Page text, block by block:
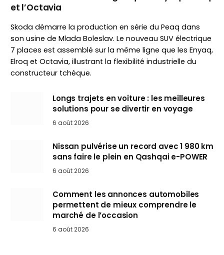
et l’Octavia
Skoda démarre la production en série du Peaq dans
son usine de Mlada Boleslav. Le nouveau SUV électrique
7 places est assemblé sur la même ligne que les Enyaq,
Elroq et Octavia, illustrant la flexibilité industrielle du
constructeur tchèque.
Longs trajets en voiture : les meilleures
solutions pour se divertir en voyage
6 août 2026
Nissan pulvérise un record avec 1 980 km
sans faire le plein en Qashqai e-POWER
6 août 2026
Comment les annonces automobiles
permettent de mieux comprendre le
marché de l’occasion
6 août 2026